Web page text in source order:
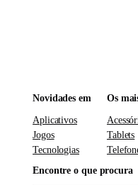
Novidades em
Aplicativos
Jogos
Tecnologias
Os
Tablets
Encontre o que procura